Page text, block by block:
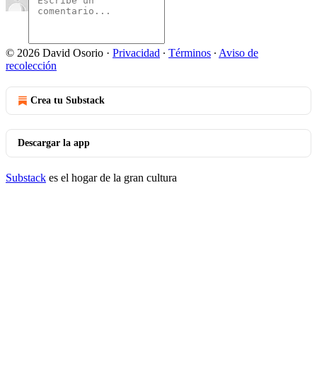
© 2026 David Osorio · Privacidad ∙ Términos ∙ Aviso de
recolección
Crea tu Substack
Descargar la app
Substack es el hogar de la gran cultura